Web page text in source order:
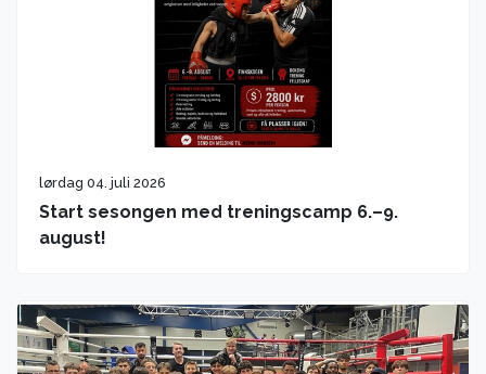
lørdag 04. juli 2026
Start sesongen med treningscamp 6.–9.
august!